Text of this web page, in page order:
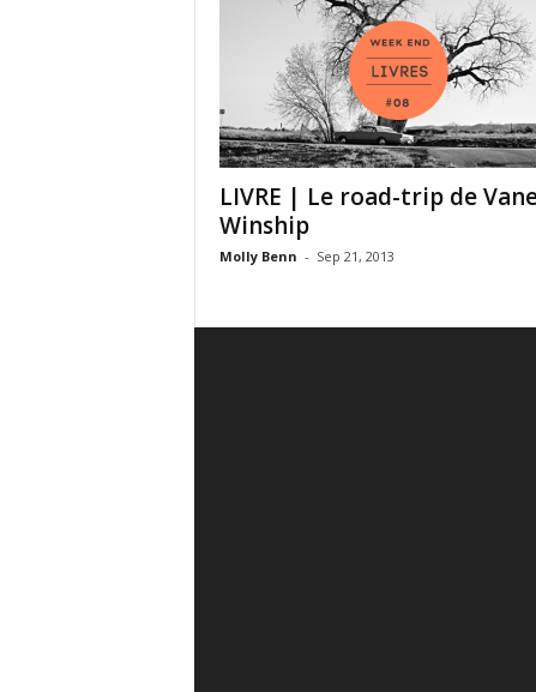
LIVRE | Le road-trip de
Winship
Molly Benn - Sep 21, 2013